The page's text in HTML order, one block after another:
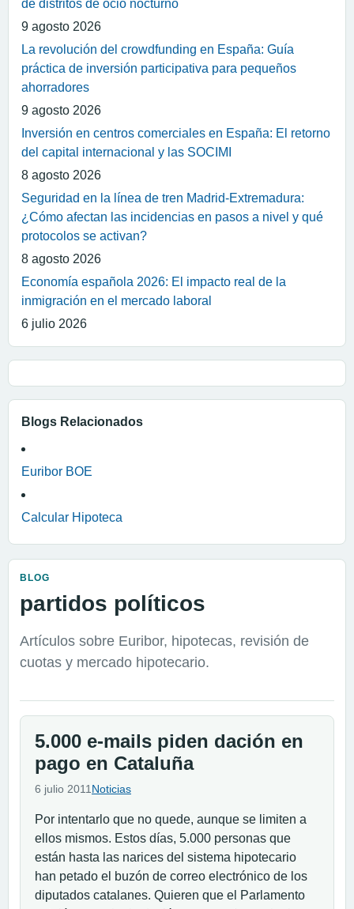
de distritos de ocio nocturno
9 agosto 2026
La revolución del crowdfunding en España: Guía
práctica de inversión participativa para pequeños
ahorradores
9 agosto 2026
Inversión en centros comerciales en España: El retorno
del capital internacional y las SOCIMI
8 agosto 2026
Seguridad en la línea de tren Madrid-Extremadura:
¿Cómo afectan las incidencias en pasos a nivel y qué
protocolos se activan?
8 agosto 2026
Economía española 2026: El impacto real de la
inmigración en el mercado laboral
6 julio 2026
Blogs Relacionados
Euribor BOE
Calcular Hipoteca
BLOG
partidos políticos
Artículos sobre Euribor, hipotecas, revisión de
cuotas y mercado hipotecario.
5.000 e-mails piden dación en
pago en Cataluña
6 julio 2011 Noticias
Por intentarlo que no quede, aunque se limiten a
ellos mismos. Estos días, 5.000 personas que
están hasta las narices del sistema hipotecario
han petado el buzón de correo electrónico de los
diputados catalanes. Quieren que el Parlamento